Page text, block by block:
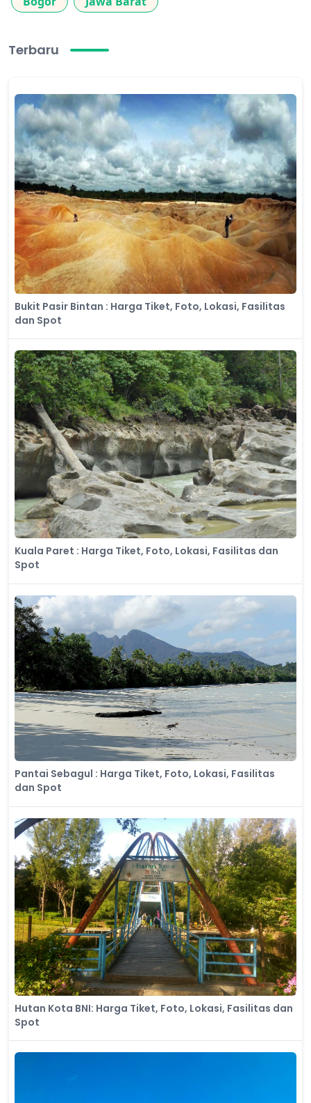
Terbaru
Bukit Pasir Bintan : Harga Tiket, Foto, Lokasi, Fasilitas
dan Spot
Kuala Paret : Harga Tiket, Foto, Lokasi, Fasilitas dan
Spot
Pantai Sebagul : Harga Tiket, Foto, Lokasi, Fasilitas
dan Spot
Hutan Kota BNI: Harga Tiket, Foto, Lokasi, Fasilitas dan
Spot